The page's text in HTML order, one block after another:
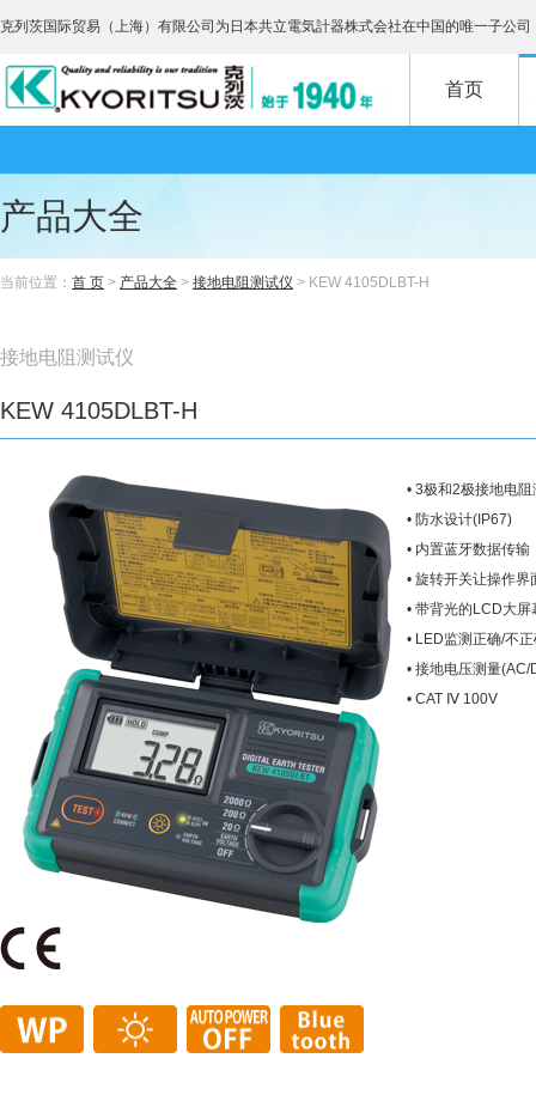
克列茨国际贸易（上海）有限公司为日本共立電気計器株式会社在中国的唯一子公司
首页
产品大全
当前位置： 首 页 > 产品大全 > 接地电阻测试仪 > KEW 4105DLBT-H
接地电阻测试仪
KEW 4105DLBT-H
• 3极和2极接地电
• 防水设计(IP67)
• 内置蓝牙数据传输
• 旋转开关让操作界
• 带背光的LCD大屏
• LED监测正确/不
• 接地电压测量
• CAT Ⅳ 100V